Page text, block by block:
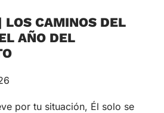
LOS CAMINOS DEL
AÑO DEL
por tu situación, Él solo se